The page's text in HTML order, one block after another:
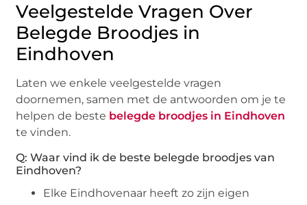
Veelgestelde Vragen Over
Belegde Broodjes in
Eindhoven
Laten we enkele veelgestelde vragen
doornemen, samen met de antwoorden om je te
helpen de beste belegde broodjes in Eindhoven
te vinden.
Q: Waar vind ik de beste belegde broodjes van
Eindhoven?
Elke Eindhovenaar heeft zo zijn eigen